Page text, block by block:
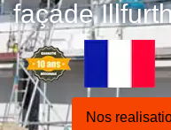
façade
Nos